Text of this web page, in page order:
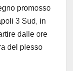
promosso
3 Sud, in
dalle ore
del plesso